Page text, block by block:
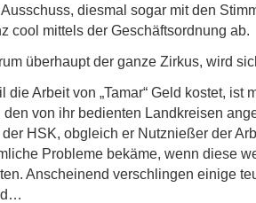
diesmal sogar mit den
cool mittels der Geschäftsordnung ab.
überhaupt der ganze Zirkus, wird
die Arbeit von „Tamar“ Geld kostet, ist
den von ihr bedienten Landkreisen
HSK, obgleich er Nutznießer der
Probleme bekäme, wenn diese
Anscheinend verschlingen einige